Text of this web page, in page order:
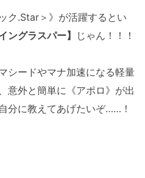
ク.Star＞》が活躍するとい
ングラスパー】 じゃん！！！
シードやマナ加速になる軽量
意外と簡単に《アポロ》が出
分に教えてあげたいぞ……！